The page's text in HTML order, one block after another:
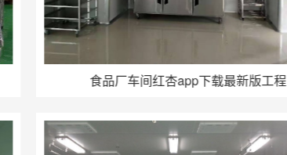
食品厂车间红杏app下载最新版工程